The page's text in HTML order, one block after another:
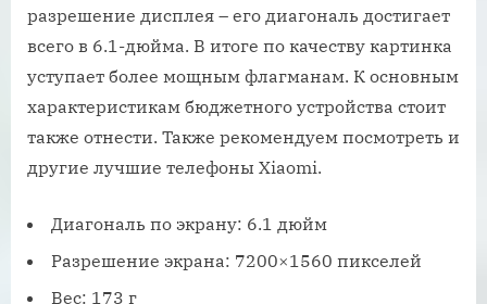
разрешение дисплея – его диагональ достигает
всего в 6.1-дюйма. В итоге по качеству картинка
уступает более мощным флагманам. К основным
характеристикам бюджетного устройства стоит
также отнести. Также рекомендуем посмотреть и
другие лучшие телефоны Xiaomi.
Диагональ по экрану: 6.1 дюйм
Разрешение экрана: 7200×1560 пикселей
Вес: 173 г